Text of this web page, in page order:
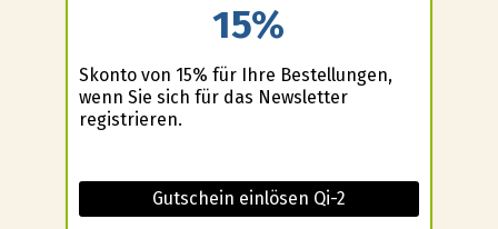
15%
Skonto von 15% für Ihre Bestellungen,
wenn Sie sich für das Newsletter
registrieren.
Gutschein einlösen Qi-2